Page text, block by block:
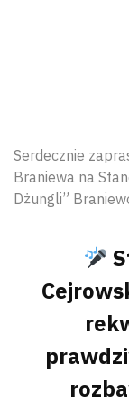
Serdecznie
Braniewa na
Dżungli”